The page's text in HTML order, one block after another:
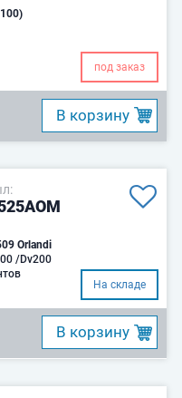
под заказ
B корзину
Orlandi
/Dv200
На складе
B корзину